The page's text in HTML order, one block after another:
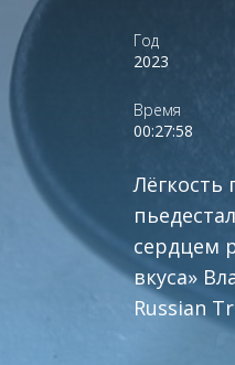
Год
2023
Время
00:27:58
Лёгкость
сердцем
вкуса»
Russian